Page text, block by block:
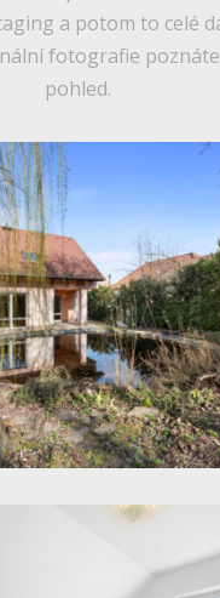
a potom to celé
fotografie
pohled.